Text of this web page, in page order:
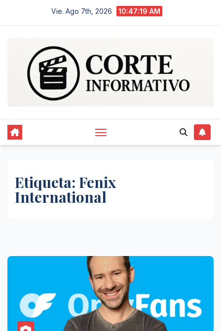
Vie. Ago 7th, 2026 10:47:19 AM
Etiqueta: Fenix
International